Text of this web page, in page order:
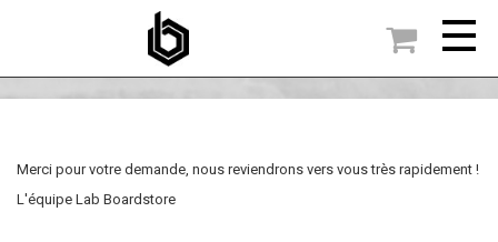
ACCUEIL
Merci pour votre demande, nous reviendrons vers vous très rapidement !
L'équipe Lab Boardstore
